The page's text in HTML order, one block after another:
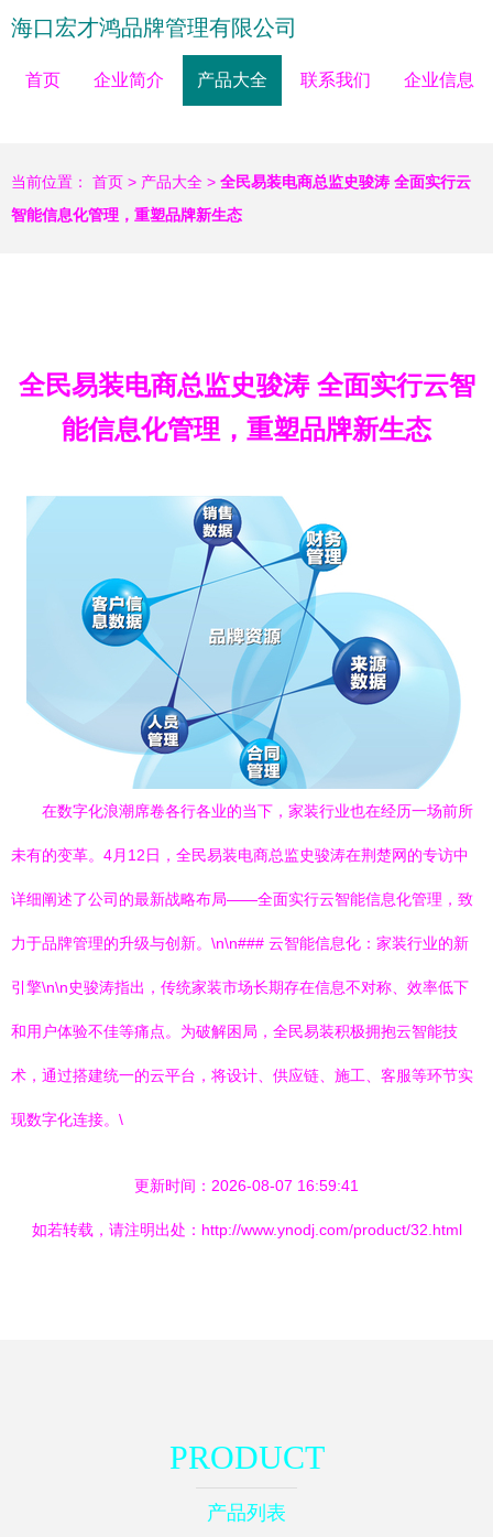
海口宏才鸿品牌管理有限公司
首页 企业简介 产品大全 联系我们 企业信息
当前位置： 首页 > 产品大全 > 全民易装电商总监史骏涛 全面实行云
智能信息化管理，重塑品牌新生态
全民易装电商总监史骏涛 全面实行云智
能信息化管理，重塑品牌新生态
在数字化浪潮席卷各行各业的当下，家装行业也在经历一场前所
未有的变革。4月12日，全民易装电商总监史骏涛在荆楚网的专访中
详细阐述了公司的最新战略布局——全面实行云智能信息化管理，致
力于品牌管理的升级与创新。\n\n### 云智能信息化：家装行业的新
引擎\n\n史骏涛指出，传统家装市场长期存在信息不对称、效率低下
和用户体验不佳等痛点。为破解困局，全民易装积极拥抱云智能技
术，通过搭建统一的云平台，将设计、供应链、施工、客服等环节实
现数字化连接。\
更新时间：2026-08-07 16:59:41
如若转载，请注明出处：http://www.ynodj.com/product/32.html
PRODUCT
产品列表